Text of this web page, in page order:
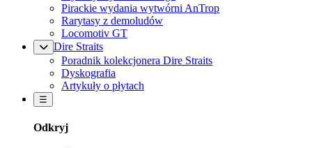
Pirackie wydania wytwórni AnTrop
Rarytasy z demoludów
Locomotiv GT
Dire Straits
Poradnik kolekcjonera Dire Straits
Dyskografia
Artykuły o płytach
☰
Odkryj